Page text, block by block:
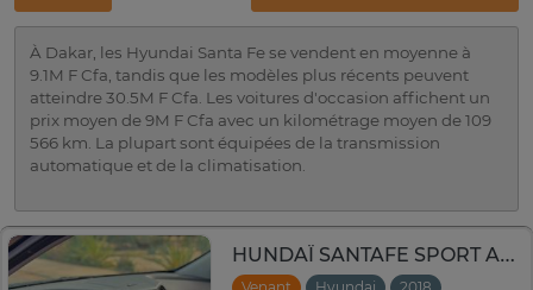
À Dakar, les Hyundai Santa Fe se vendent en moyenne à
9.1M F Cfa, tandis que les modèles plus récents peuvent
atteindre 30.5M F Cfa. Les voitures d'occasion affichent un
prix moyen de 9M F Cfa avec un kilométrage moyen de 109
566 km. La plupart sont équipées de la transmission
automatique et de la climatisation.
HUNDAÏ SANTAFE SPORT ANNEE 2018